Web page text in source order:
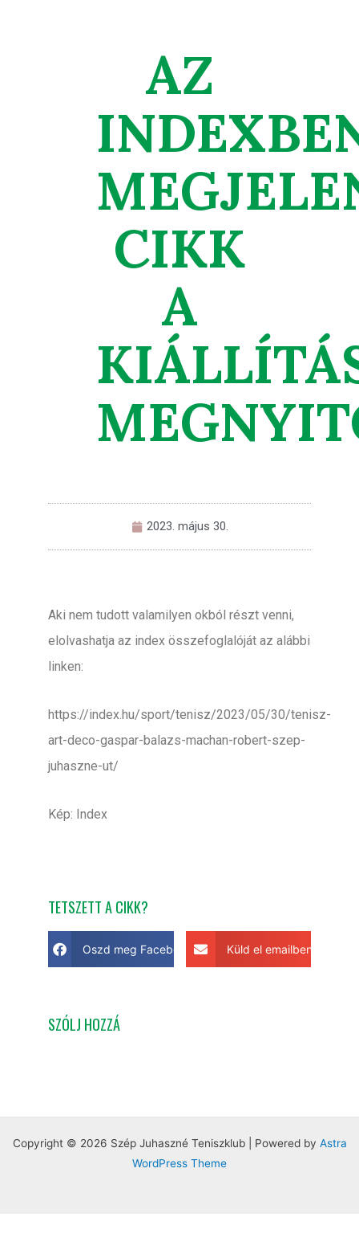
AZ
CIKK
A
2023. május 30.
Aki nem tudott valamilyen okból részt venni,
elolvashatja az index összefoglalóját az alábbi
linken:
https://index.hu/sport/tenisz/2023/05/30/tenisz-
art-deco-gaspar-balazs-machan-robert-szep-
juhaszne-ut/
Kép: Index
TETSZETT A CIKK?
Oszd meg Facebookon Küld el emailben
SZÓLJ HOZZÁ
Copyright © 2026 Szép Juhaszné Teniszklub | Powered by Astra
WordPress Theme